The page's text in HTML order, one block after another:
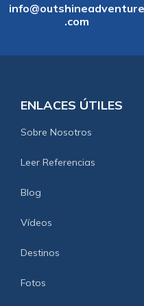
info@outshineadventure
.com
ENLACES ÚTILES
Sobre Nosotros
Leer Referencias
Blog
Vídeos
Destinos
Fotos